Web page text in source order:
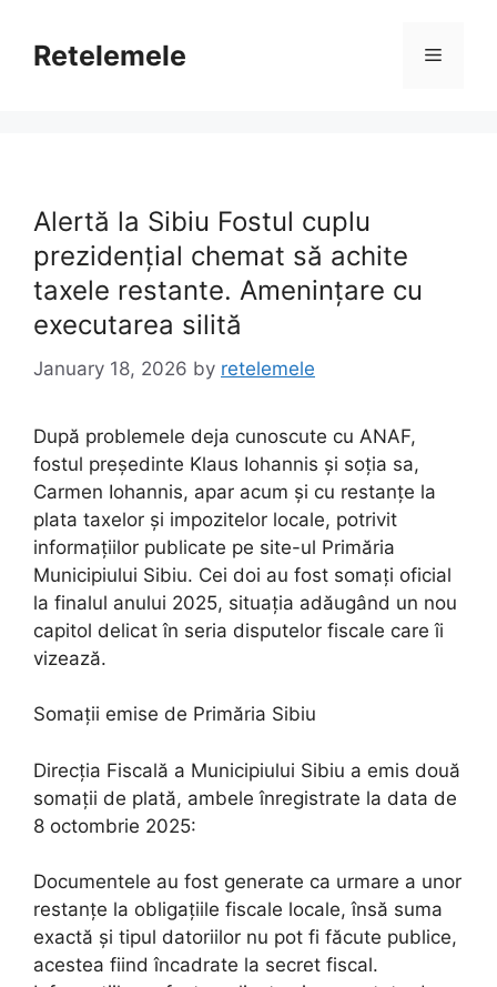
contentRetelemele Menu
Alertă la Sibiu Fostul cuplu
prezidențial chemat să achite
taxele restante. Amenințare cu
executarea silită
January 18, 2026 by retelemele
După problemele deja cunoscute cu ANAF,
fostul președinte Klaus Iohannis și soția sa,
Carmen Iohannis, apar acum și cu restanțe la
plata taxelor și impozitelor locale, potrivit
informațiilor publicate pe site-ul Primăria
Municipiului Sibiu. Cei doi au fost somați oficial
la finalul anului 2025, situația adăugând un nou
capitol delicat în seria disputelor fiscale care îi
vizează.
Somații emise de Primăria Sibiu
Direcția Fiscală a Municipiului Sibiu a emis două
somații de plată, ambele înregistrate la data de
8 octombrie 2025:
Documentele au fost generate ca urmare a unor
restanțe la obligațiile fiscale locale, însă suma
exactă și tipul datoriilor nu pot fi făcute publice,
acestea fiind încadrate la secret fiscal.